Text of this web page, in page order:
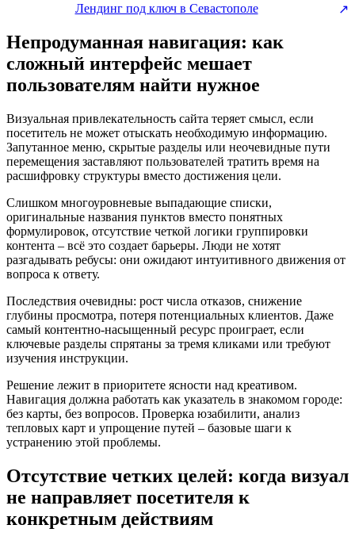
Лендинг под ключ в Севастополе
Непродуманная навигация: как
сложный интерфейс мешает
пользователям найти нужное
Визуальная привлекательность сайта теряет смысл, если
посетитель не может отыскать необходимую информацию.
Запутанное меню, скрытые разделы или неочевидные пути
перемещения заставляют пользователей тратить время на
расшифровку структуры вместо достижения цели.
Слишком многоуровневые выпадающие списки,
оригинальные названия пунктов вместо понятных
формулировок, отсутствие четкой логики группировки
контента – всё это создает барьеры. Люди не хотят
разгадывать ребусы: они ожидают интуитивного движения от
вопроса к ответу.
Последствия очевидны: рост числа отказов, снижение
глубины просмотра, потеря потенциальных клиентов. Даже
самый контентно-насыщенный ресурс проиграет, если
ключевые разделы спрятаны за тремя кликами или требуют
изучения инструкции.
Решение лежит в приоритете ясности над креативом.
Навигация должна работать как указатель в знакомом городе:
без карты, без вопросов. Проверка юзабилити, анализ
тепловых карт и упрощение путей – базовые шаги к
устранению этой проблемы.
Отсутствие четких целей: когда визуал
не направляет посетителя к
конкретным действиям